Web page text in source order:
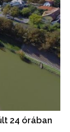
24 órában